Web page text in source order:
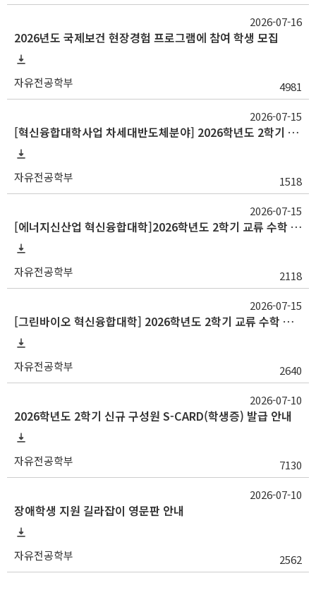
2026년도 국제보건 현장경험 프로그램에 참여 학생 모집
자유전공학부 4981
2026-07-16
[혁신융합대학사업 차세대반도체분야] 2026학년도 2학기 교류 수학 안내(중앙대, 대구대)
자유전공학부 1518
2026-07-15
[에너지신산업 혁신융합대학]2026학년도 2학기 교류 수학 안내(고려대, 부산대, 한양대)
자유전공학부 2118
2026-07-15
[그린바이오 혁신융합대학] 2026학년도 2학기 교류 수학 안내(충남대)
자유전공학부 2640
2026-07-15
2026학년도 2학기 신규 구성원 S-CARD(학생증) 발급 안내
자유전공학부 7130
2026-07-10
장애학생 지원 길라잡이 영문판 안내
자유전공학부 2562
2026-07-10